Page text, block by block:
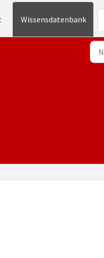
Wissensdatenbank